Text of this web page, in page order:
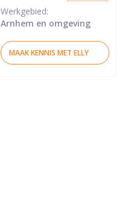
Werkgebied:
Arnhem en omgeving
MAAK KENNIS MET ELLY